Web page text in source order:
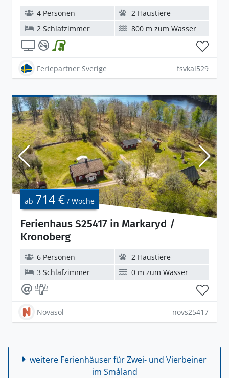
4 Personen
2 Haustiere
2 Schlafzimmer
800 m zum Wasser
Feriepartner Sverige fsvkal529
Ferienhaus S25417 in Markaryd /
Kronoberg
ab 714 € / Woche
6 Personen
2 Haustiere
3 Schlafzimmer
0 m zum Wasser
Novasol novs25417
weitere Ferienhäuser für Zwei- und Vierbeiner
im Småland